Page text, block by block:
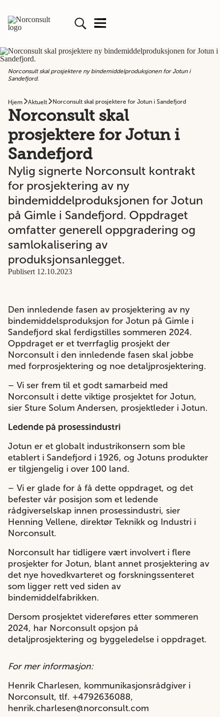
Norconsult skal prosjektere ny bindemiddelproduksjonen for Jotun i
Sandefjord.
Hjem Aktuelt Norconsult skal prosjektere for Jotun i Sandefjord
Norconsult skal
prosjektere for Jotun i
Sandefjord
Nylig signerte Norconsult kontrakt
for prosjektering av ny
bindemiddelproduksjonen for Jotun
på Gimle i Sandefjord. Oppdraget
omfatter generell oppgradering og
samlokalisering av
produksjonsanlegget.
Publisert 12.10.2023
Den innledende fasen av prosjektering av ny
bindemiddelsproduksjon for Jotun på Gimle i
Sandefjord skal ferdigstilles sommeren 2024.
Oppdraget er et tverrfaglig prosjekt der
Norconsult i den innledende fasen skal jobbe
med forprosjektering og noe detaljprosjektering.
– Vi ser frem til et godt samarbeid med
Norconsult i dette viktige prosjektet for Jotun,
sier Sture Solum Andersen, prosjektleder i Jotun.
Ledende på prosessindustri
Jotun er et globalt industrikonsern som ble
etablert i Sandefjord i 1926, og Jotuns produkter
er tilgjengelig i over 100 land.
– Vi er glade for å få dette oppdraget, og det
befester vår posisjon som et ledende
rådgiverselskap innen prosessindustri, sier
Henning Vellene, direktør Teknikk og Industri i
Norconsult.
Norconsult har tidligere vært involvert i flere
prosjekter for Jotun, blant annet prosjektering av
det nye hovedkvarteret og forskningssenteret
som ligger rett ved siden av
bindemiddelfabrikken.
Dersom prosjektet videreføres etter sommeren
2024, har Norconsult opsjon på
detaljprosjektering og byggeledelse i oppdraget.
For mer informasjon:
Henrik Charlesen, kommunikasjonsrådgiver i
Norconsult, tlf. +4792636088,
henrik.charlesen@norconsult.com